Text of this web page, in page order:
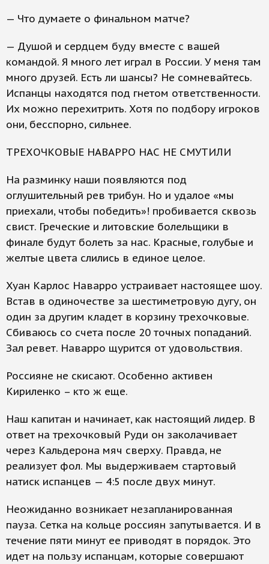
— Что думаете о финальном матче?
— Душой и сердцем буду вместе с вашей
командой. Я много лет играл в России. У меня там
много друзей. Есть ли шансы? Не сомневайтесь.
Испанцы находятся под гнетом ответственности.
Их можно перехитрить. Хотя по подбору игроков
они, бесспорно, сильнее.
ТРЕХОЧКОВЫЕ НАВАРРО НАС НЕ СМУТИЛИ
На разминку наши появляются под
оглушительный рев трибун. Но и удалое «мы
приехали, чтобы победить»! пробивается сквозь
свист. Греческие и литовские болельщики в
финале будут болеть за нас. Красные, голубые и
желтые цвета слились в единое целое.
Хуан Карлос Наварро устраивает настоящее шоу.
Встав в одиночестве за шестиметровую дугу, он
один за другим кладет в корзину трехочковые.
Сбиваюсь со счета после 20 точных попаданий.
Зал ревет. Наварро щурится от удовольствия.
Россияне не скисают. Особенно активен
Кириленко – кто ж еще.
Наш капитан и начинает, как настоящий лидер. В
ответ на трехочковый Руди он заколачивает
через Кальдерона мяч сверху. Правда, не
реализует фол. Мы выдерживаем стартовый
натиск испанцев — 4:5 после двух минут.
Неожиданно возникает незапланированная
пауза. Сетка на кольце россиян запутывается. И в
течение пяти минут ее приводят в порядок. Это
идет на пользу испанцам, которые совершают